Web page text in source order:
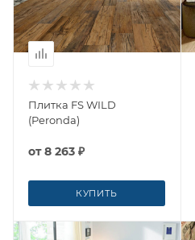
Плитка FS WILD
(Peronda)
от8 263 ₽
КУПИТЬ